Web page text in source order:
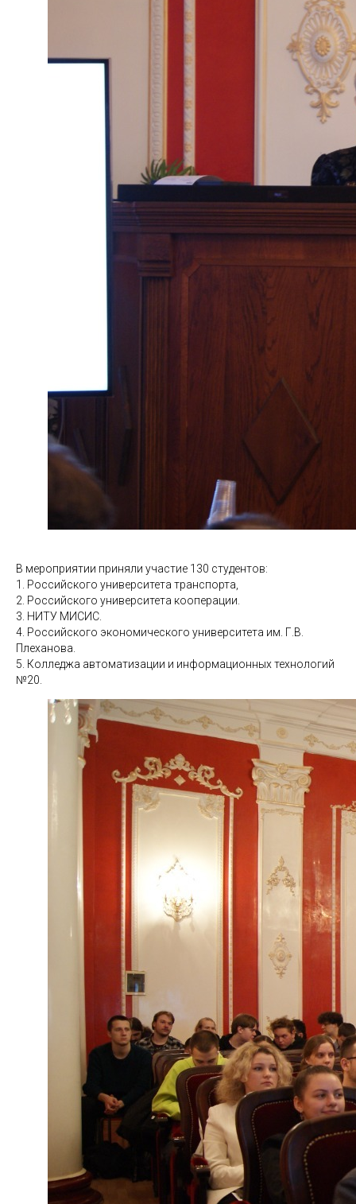
В мероприятии приняли участие 130 студентов:
1. Российского университета транспорта,
2. Российского университета кооперации.
3. НИТУ МИСИС.
4. Российского экономического университета им. Г.В.
Плеханова.
5. Колледжа автоматизации и информационных технологий
№20.